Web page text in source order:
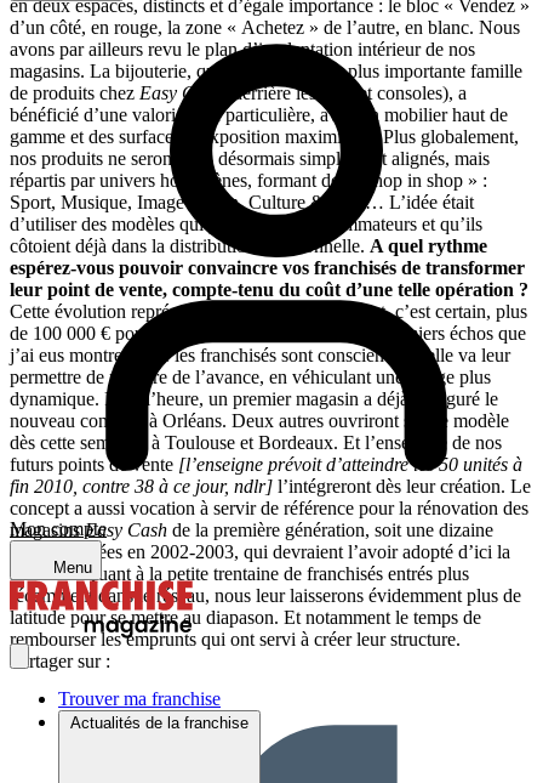
Mon compte
Menu
Trouver ma franchise
Actualités de la franchise
en deux espaces, distincts et d’égale importance : le bloc « Vendez »
d’un côté, en rouge, la zone « Achetez » de l’autre, en blanc. Nous
avons par ailleurs revu le plan d’implantation intérieur de nos
magasins. La bijouterie, qui est la deuxième plus importante famille
de produits chez Easy Cash
(derrière les jeux et consoles), a
bénéficié d’une valorisation particulière, avec un mobilier haut de
gamme et des surfaces d’exposition maximisées. Plus globalement,
nos produits ne seront plus désormais simplement alignés, mais
répartis par univers homogènes, formant des « shop in shop » :
Sport, Musique, Image & Son, Culture & Jeux… L’idée était
d’utiliser des modèles qui parlent aux consommateurs et qu’ils
côtoient déjà dans la distribution traditionnelle. A quel rythme
espérez-vous pouvoir convaincre vos franchisés de transformer
leur point de vente, compte-tenu du coût d’une telle opération ?
Cette évolution représente un gros investissement, c’est certain, plus
de 100 000 € pour chacun d’eux. Cela étant, les premiers échos que
j’ai eus montrent que les franchisés sont conscients qu’elle va leur
permettre de prendre de l’avance, en véhiculant une image plus
dynamique. Pour l’heure, un premier magasin a déjà inauguré le
nouveau concept, à Orléans. Deux autres ouvriront sur ce modèle
dès cette semaine, à Toulouse et Bordeaux. Et l’ensemble de nos
futurs points de vente [l’enseigne prévoit d’atteindre les 50 unités à
fin 2010, contre 38 à ce jour, ndlr] l’intégreront dès leur création. Le
concept a aussi vocation à servir de référence pour la rénovation des
magasinsEasy Cash de la première génération, soit une dizaine
d’unités créées en 2002-2003, qui devraient l’avoir adopté d’ici la
fin 2010. Quant à la petite trentaine de franchisés entrés plus
récemment dans le réseau, nous leur laisserons évidemment plus de
latitude pour se mettre au diapason. Et notamment le temps de
rembourser les emprunts qui ont servi à créer leur structure.
Partager sur :